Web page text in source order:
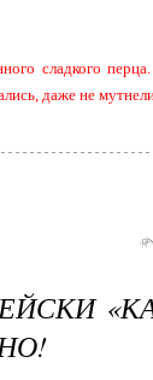
сладкого
даже не